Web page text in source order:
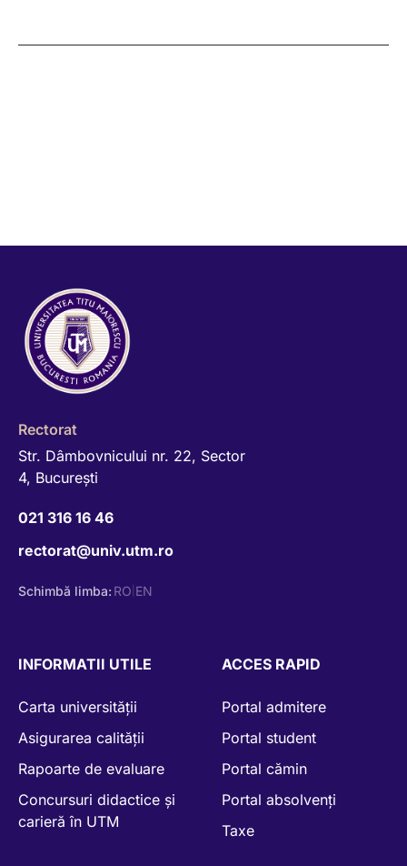
Rectorat
Str. Dâmbovnicului nr. 22, Sector
4, Bucureşti
021 316 16 46
rectorat@univ.utm.ro
Schimbă limba: RO EN
INFORMATII UTILE
Carta universității
Asigurarea calității
Rapoarte de evaluare
Concursuri didactice și
carieră în UTM
ACCES RAPID
Portal admitere
Portal student
Portal cămin
Portal absolvenți
Taxe